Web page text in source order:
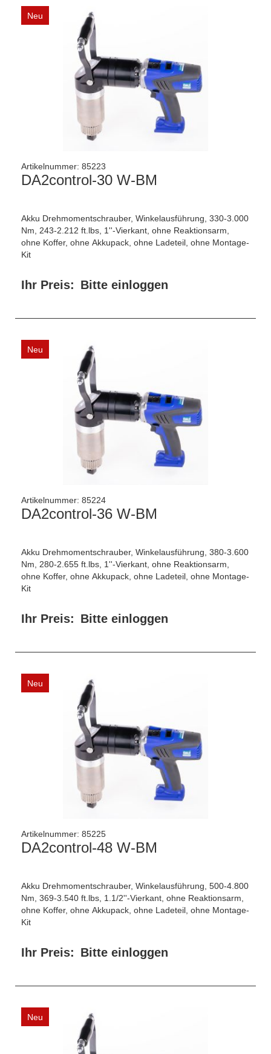
Neu
Artikelnummer: 85223
DA2control-30 W-BM
Akku Drehmomentschrauber, Winkelausführung, 330-3.000
Nm, 243-2.212 ft.lbs, 1''-Vierkant, ohne Reaktionsarm,
ohne Koffer, ohne Akkupack, ohne Ladeteil, ohne Montage-
Kit
Ihr Preis: Bitte einloggen
Neu
Artikelnummer: 85224
DA2control-36 W-BM
Akku Drehmomentschrauber, Winkelausführung, 380-3.600
Nm, 280-2.655 ft.lbs, 1''-Vierkant, ohne Reaktionsarm,
ohne Koffer, ohne Akkupack, ohne Ladeteil, ohne Montage-
Kit
Ihr Preis: Bitte einloggen
Neu
Artikelnummer: 85225
DA2control-48 W-BM
Akku Drehmomentschrauber, Winkelausführung, 500-4.800
Nm, 369-3.540 ft.lbs, 1.1/2''-Vierkant, ohne Reaktionsarm,
ohne Koffer, ohne Akkupack, ohne Ladeteil, ohne Montage-
Kit
Ihr Preis: Bitte einloggen
Neu